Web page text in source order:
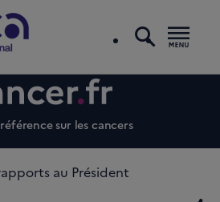
sur les cancers
au Président